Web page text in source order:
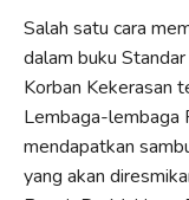
Salah satu cara
dalam buku
Korban Kekerasan
Lembaga-lembaga
mendapatkan
yang akan